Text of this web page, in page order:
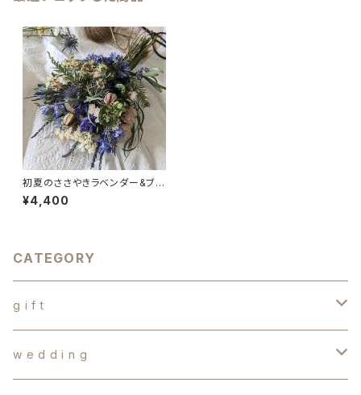
初夏のささやきラベンダー&ブル
ースワッグ インテリア ギフ
ト 誕生日 新築祝い
¥4,400
CATEGORY
g i f t
d r y f l o w e r s
w e d d i n g